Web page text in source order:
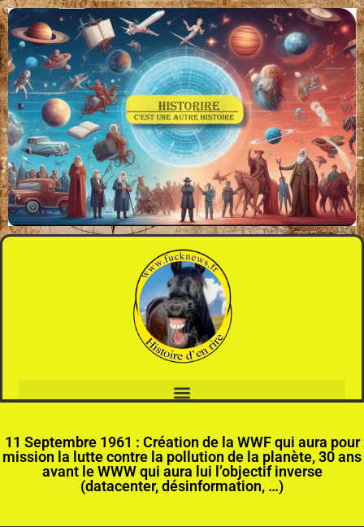
11 Septembre 1961 : Création de la WWF qui aura pour
mission la lutte contre la pollution de la planète, 30 ans
avant le WWW qui aura lui l’objectif inverse
(datacenter, désinformation, …)